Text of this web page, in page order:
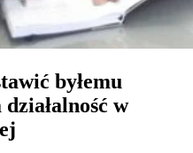
byłemu
w